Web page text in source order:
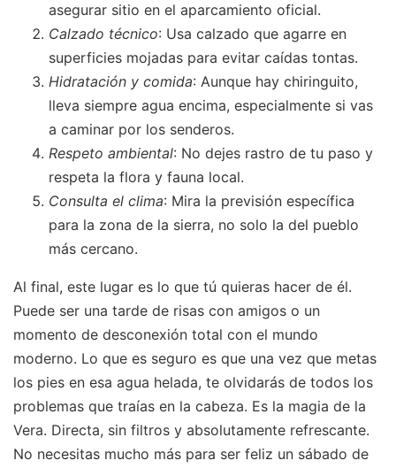
asegurar sitio en el aparcamiento oficial.
Calzado técnico: Usa calzado que agarre en
superficies mojadas para evitar caídas tontas.
Hidratación y comida: Aunque hay chiringuito,
lleva siempre agua encima, especialmente si vas
a caminar por los senderos.
Respeto ambiental: No dejes rastro de tu paso y
respeta la flora y fauna local.
Consulta el clima: Mira la previsión específica
para la zona de la sierra, no solo la del pueblo
más cercano.
Al final, este lugar es lo que tú quieras hacer de él.
Puede ser una tarde de risas con amigos o un
momento de desconexión total con el mundo
moderno. Lo que es seguro es que una vez que metas
los pies en esa agua helada, te olvidarás de todos los
problemas que traías en la cabeza. Es la magia de la
Vera. Directa, sin filtros y absolutamente refrescante.
No necesitas mucho más para ser feliz un sábado de